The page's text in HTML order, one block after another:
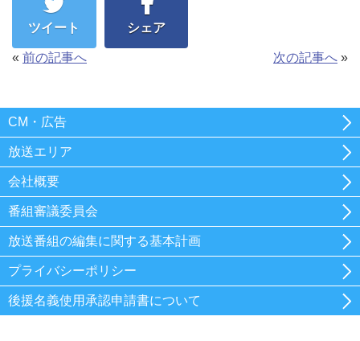
ツイート シェア
« 前の記事へ 次の記事へ »
CM・広告
放送エリア
会社概要
番組審議委員会
放送番組の編集に関する基本計画
プライバシーポリシー
後援名義使用承認申請書について